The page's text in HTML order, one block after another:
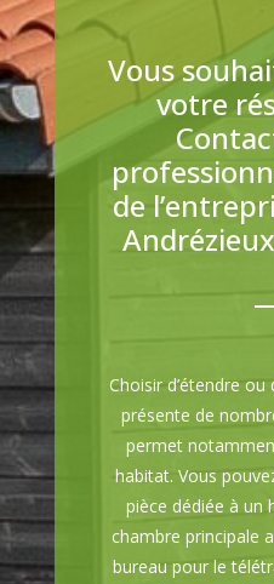
Vous
votre
de
Choisir d’étendre ou
présente de
permet
habitat. Vous
pièce dédiée à un
chambre principale
bureau pour le